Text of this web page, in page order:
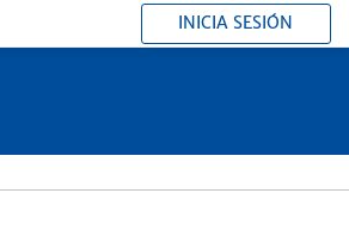
INICIA SESIÓN